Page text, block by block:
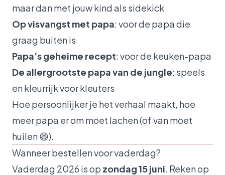
maar dan met jouw kind als sidekick
Op visvangst met papa: voor de papa die
graag buiten is
Papa’s geheime recept: voor de keuken-papa
De allergrootste papa van de jungle: speels
en kleurrijk voor kleuters
Hoe persoonlijker je het verhaal maakt, hoe
meer papa er om moet lachen (of van moet
huilen 😄).
Wanneer bestellen voor vaderdag?
Vaderdag 2026 is op zondag 15 juni. Reken op